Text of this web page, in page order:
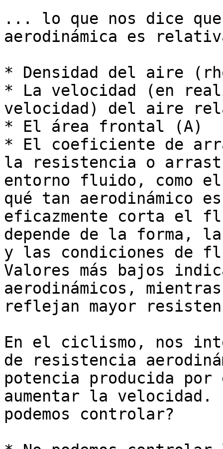
... lo que nos dice
aerodinámica es
* Densidad del aire
* La velocidad (en
velocidad) del aire
* El área frontal (A)
* El coeficiente de
la resistencia o
entorno fluido, como
qué tan aerodinámico
eficazmente corta el
depende de la forma,
y las condiciones de
Valores más bajos
aerodinámicos,
reflejan mayor
En el ciclismo, nos
de resistencia
potencia producida
aumentar la velocidad.
podemos controlar?